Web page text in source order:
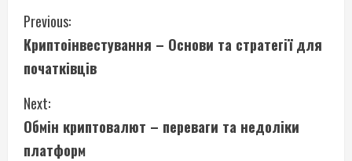
C
o
n
t
Previous:
Криптоінвестування – Основи та стратегії для
початківців
Next:
Обмін криптовалют – переваги та недоліки
платформ